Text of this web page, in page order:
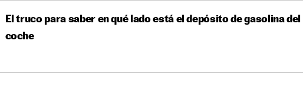
El truco para saber en qué lado está el depósito de gasolina del
coche